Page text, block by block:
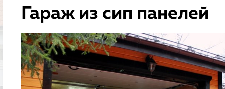
Гараж из сип панелей